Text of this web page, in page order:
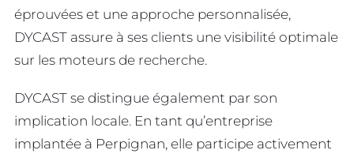
éprouvées et une approche personnalisée,
DYCAST assure à ses clients une visibilité optimale
sur les moteurs de recherche.
DYCAST se distingue également par son
implication locale. En tant qu’entreprise
implantée à Perpignan, elle participe activement